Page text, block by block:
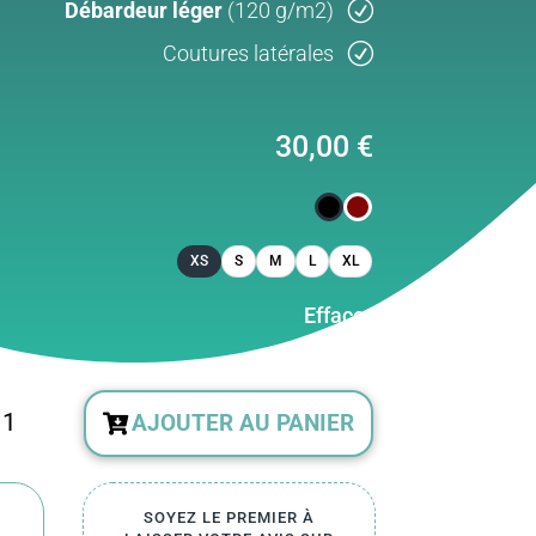
Débardeur léger(120 g/m2)
Coutures latérales
30,00 €
XS S M L XL
Effacer
AJOUTER AU PANIER
SOYEZ LE PREMIER À